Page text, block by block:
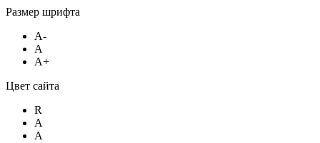
Размер шрифта
A-
A
A+
Цвет сайта
R
A
A